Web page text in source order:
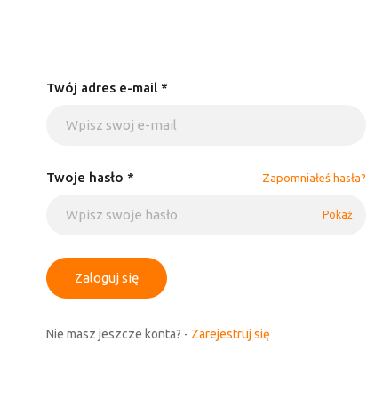
Twój adres e-mail *
Twoje hasło * Zapomniałeś hasła?
Pokaż
Zaloguj się
Nie masz jeszcze konta? - Zarejestruj się